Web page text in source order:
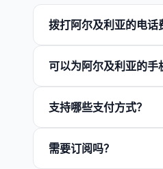
拨打阿尔及利亚的电话
可以为阿尔及利亚的手
支持哪些支付方式？
需要订阅吗？